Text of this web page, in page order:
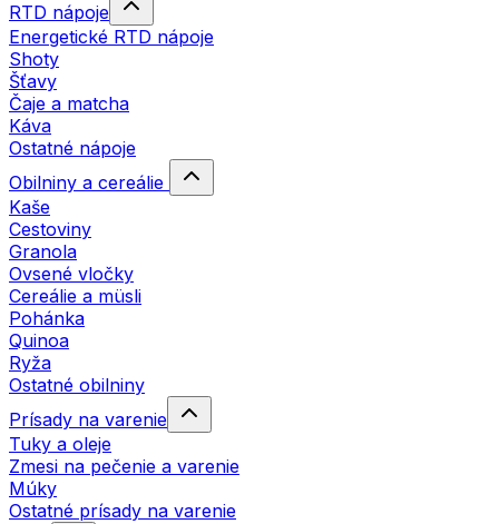
RTD nápoje
Energetické RTD nápoje
Shoty
Šťavy
Čaje a matcha
Káva
Ostatné nápoje
Obilniny a cereálie
Kaše
Cestoviny
Granola
Ovsené vločky
Cereálie a müsli
Pohánka
Quinoa
Ryža
Ostatné obilniny
Prísady na varenie
Tuky a oleje
Zmesi na pečenie a varenie
Múky
Ostatné prísady na varenie